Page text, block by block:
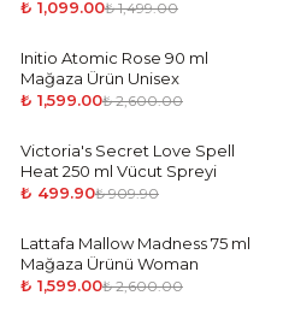
₺ 1,099.00₺ 1,499.00
-39%
Initio Atomic Rose 90 ml
Mağaza Ürün Unisex
₺ 1,599.00₺ 2,600.00
-45%
Victoria's Secret Love Spell
Heat 250 ml Vücut Spreyi
₺ 499.90₺ 909.90
-39%
Lattafa Mallow Madness 75 ml
Mağaza Ürünü Woman
₺ 1,599.00₺ 2,600.00